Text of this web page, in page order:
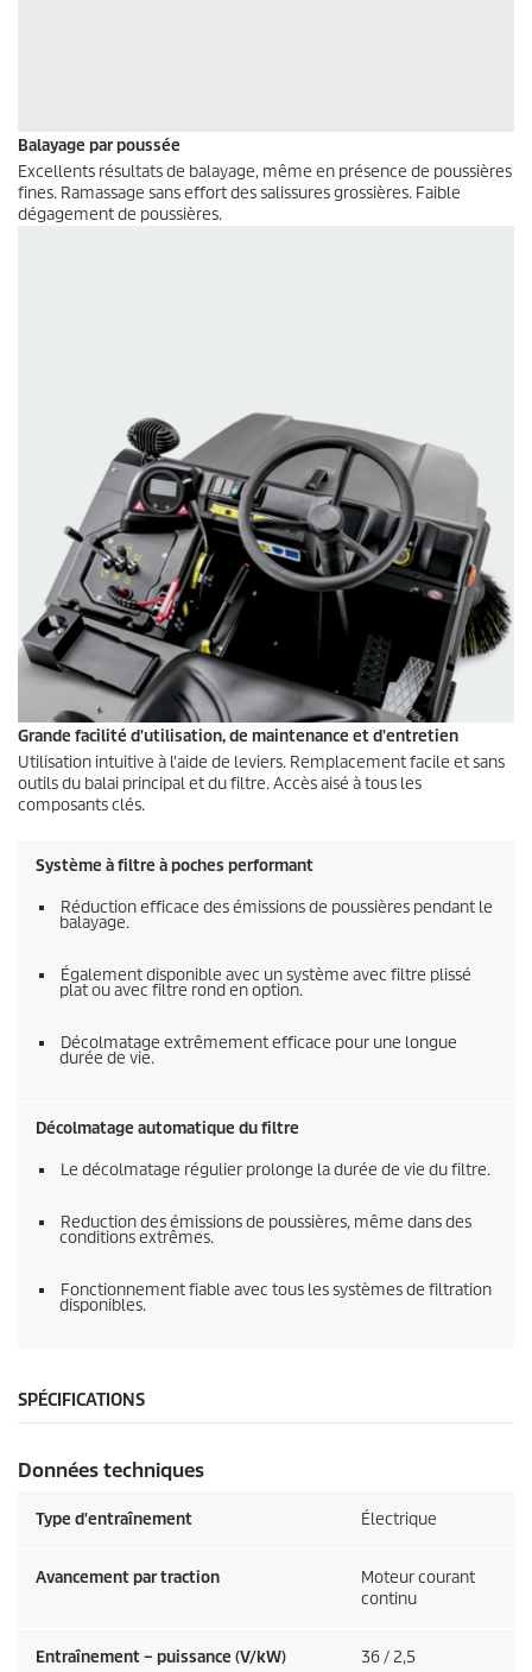
Balayage par poussée
Excellents résultats de balayage, même en présence de poussières
fines. Ramassage sans effort des salissures grossières. Faible
dégagement de poussières.
Grande facilité d'utilisation, de maintenance et d'entretien
Utilisation intuitive à l'aide de leviers. Remplacement facile et sans
outils du balai principal et du filtre. Accès aisé à tous les
composants clés.
Système à filtre à poches performant
Réduction efficace des émissions de poussières pendant le
balayage.
Également disponible avec un système avec filtre plissé
plat ou avec filtre rond en option.
Décolmatage extrêmement efficace pour une longue
durée de vie.
Décolmatage automatique du filtre
Le décolmatage régulier prolonge la durée de vie du filtre.
Reduction des émissions de poussières, même dans des
conditions extrêmes.
Fonctionnement fiable avec tous les systèmes de filtration
disponibles.
SPÉCIFICATIONS
Données techniques
Type d'entraînement Électrique
Avancement par traction
Moteur courant
continu
Entraînement – puissance (V/kW) 36 / 2,5